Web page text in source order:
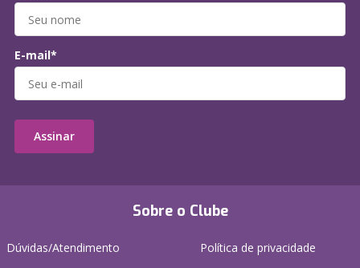
Sobre o Clube
Dúvidas/Atendimento
Política de privacidade
E-mail*
Assinar